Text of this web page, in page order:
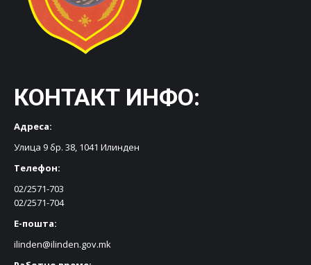
КОНТАКТ ИНФО:
Адреса:
Улица 9 бр. 38, 1041 Илинден
Телефон:
02/2571-703
02/2571-704
Е-пошта:
ilinden@ilinden.gov.mk